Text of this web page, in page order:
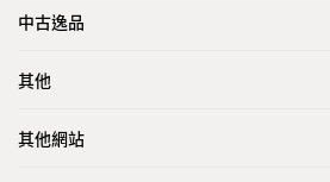
中古逸品
其他
其他網站